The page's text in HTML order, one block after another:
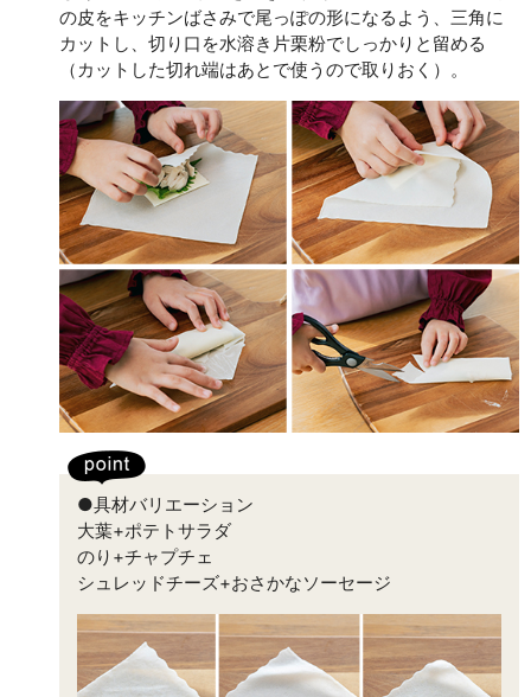
の皮をキッチンばさみで尾っぽの形になるよう、三角に
カットし、切り口を水溶き片栗粉でしっかりと留める
（カットした切れ端はあとで使うので取りおく）。
●具材バリエーション
大葉+ポテトサラダ
のり+チャプチェ
シュレッドチーズ+おさかなソーセージ